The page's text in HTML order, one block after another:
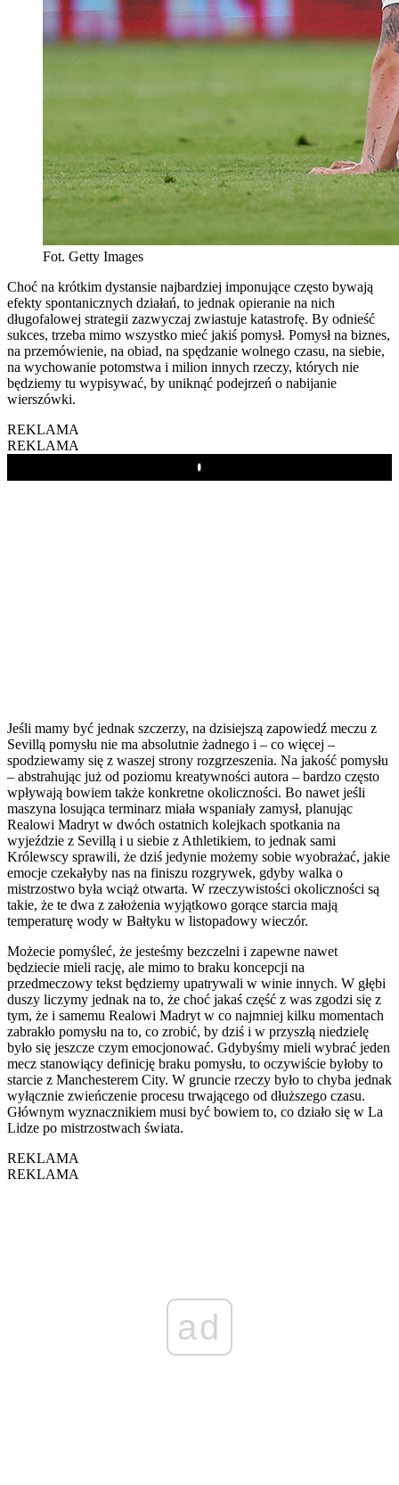
Fot. Getty Images
Choć na krótkim dystansie najbardziej imponujące często bywają
efekty spontanicznych działań, to jednak opieranie na nich
długofalowej strategii zazwyczaj zwiastuje katastrofę. By odnieść
sukces, trzeba mimo wszystko mieć jakiś pomysł. Pomysł na biznes,
na przemówienie, na obiad, na spędzanie wolnego czasu, na siebie,
na wychowanie potomstwa i milion innych rzeczy, których nie
będziemy tu wypisywać, by uniknąć podejrzeń o nabijanie
wierszówki.
REKLAMA
REKLAMA
Play
Jeśli mamy być jednak szczerzy, na dzisiejszą zapowiedź meczu z
Sevillą pomysłu nie ma absolutnie żadnego i – co więcej –
spodziewamy się z waszej strony rozgrzeszenia. Na jakość pomysłu
– abstrahując już od poziomu kreatywności autora – bardzo często
wpływają bowiem także konkretne okoliczności. Bo nawet jeśli
maszyna losująca terminarz miała wspaniały zamysł, planując
Realowi Madryt w dwóch ostatnich kolejkach spotkania na
wyjeździe z Sevillą i u siebie z Athletikiem, to jednak sami
Królewscy sprawili, że dziś jedynie możemy sobie wyobrażać, jakie
emocje czekałyby nas na finiszu rozgrywek, gdyby walka o
mistrzostwo była wciąż otwarta. W rzeczywistości okoliczności są
takie, że te dwa z założenia wyjątkowo gorące starcia mają
temperaturę wody w Bałtyku w listopadowy wieczór.
Możecie pomyśleć, że jesteśmy bezczelni i zapewne nawet
będziecie mieli rację, ale mimo to braku koncepcji na
przedmeczowy tekst będziemy upatrywali w winie innych. W głębi
duszy liczymy jednak na to, że choć jakaś część z was zgodzi się z
tym, że i samemu Realowi Madryt w co najmniej kilku momentach
zabrakło pomysłu na to, co zrobić, by dziś i w przyszłą niedzielę
było się jeszcze czym emocjonować. Gdybyśmy mieli wybrać jeden
mecz stanowiący definicję braku pomysłu, to oczywiście byłoby to
starcie z Manchesterem City. W gruncie rzeczy było to chyba jednak
wyłącznie zwieńczenie procesu trwającego od dłuższego czasu.
Głównym wyznacznikiem musi być bowiem to, co działo się w La
Lidze po mistrzostwach świata.
REKLAMA
REKLAMA
ad